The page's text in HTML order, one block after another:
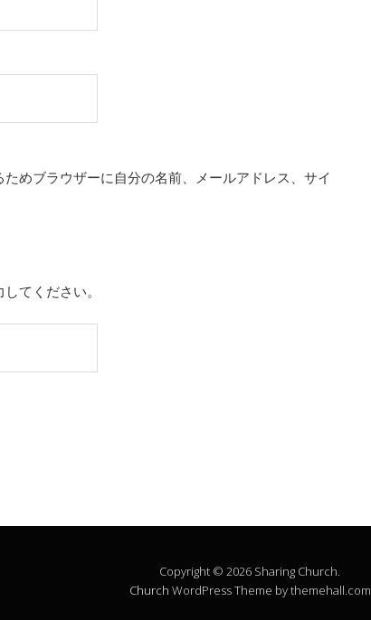
めブラウザーに自分の名前、メールアドレス、サイ
てください。
Copyright © 2026 Sharing Church.
Church WordPress Theme by themehall.com